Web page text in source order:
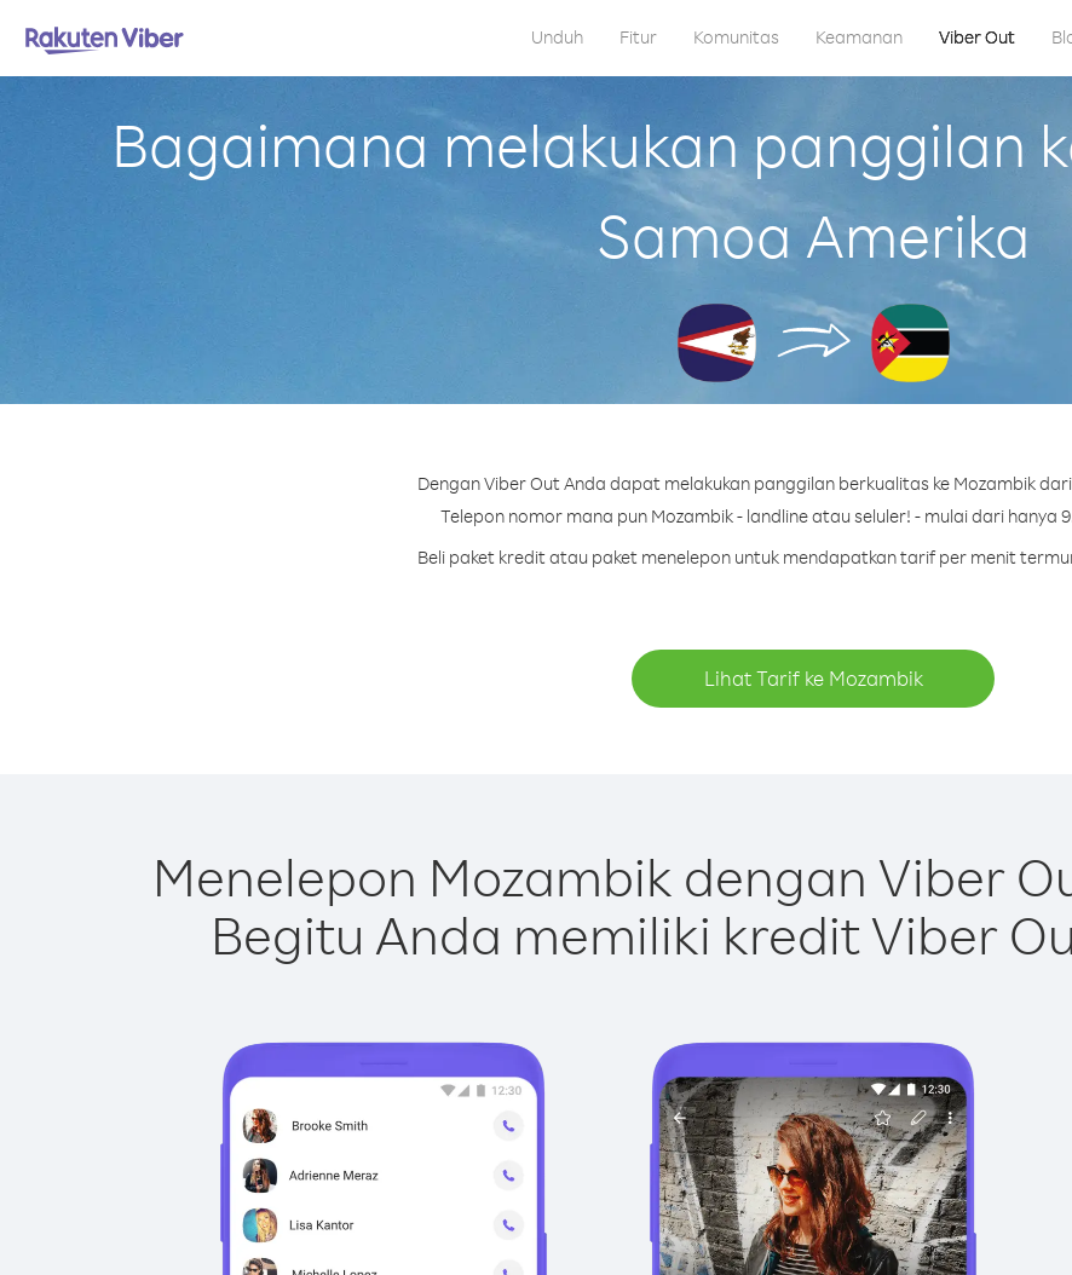
Unduh Fitur Komunitas Keamanan Viber Out
Bagaimana melakukan panggilan
Samoa Amerika
Dengan Viber Out Anda dapat melakukan panggilan berkualitas ke Mozambik
Telepon nomor mana pun Mozambik - landline atau seluler! - mulai dari hanya
Beli paket kredit atau paket menelepon untuk mendapatkan tarif per menit
Lihat Tarif ke Mozambik
Menelepon Mozambik dengan Viber
Begitu Anda memiliki kredit Viber